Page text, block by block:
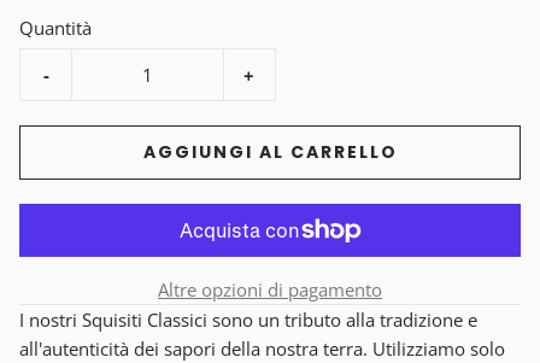
Quantità
-
+
AGGIUNGI AL CARRELLO
Altre opzioni di pagamento
I nostri Squisiti Classici sono un tributo alla tradizione e
all'autenticità dei sapori della nostra terra. Utilizziamo solo